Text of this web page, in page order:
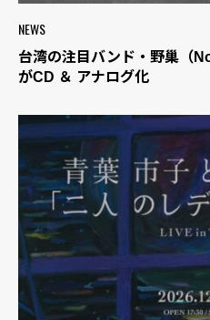
NEWS
台湾の注目バンド・野巢（
がCD ＆ アナログ化